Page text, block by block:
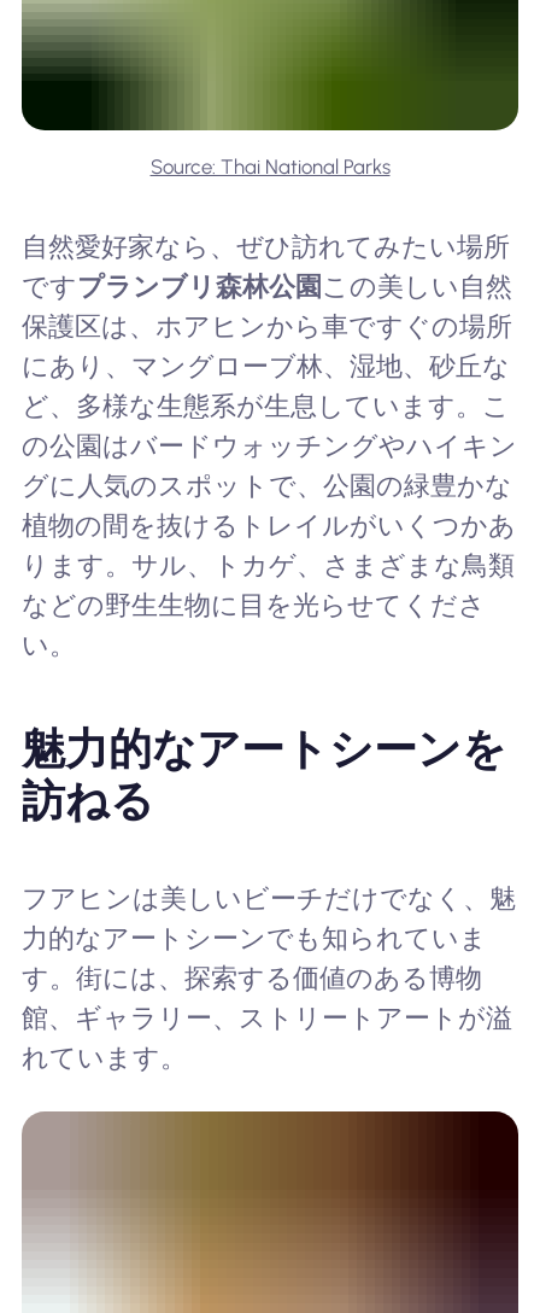
Source: Thai National Parks
自然愛好家なら、ぜひ訪れてみたい場所
ですプランブリ森林公園 この美しい自然
保護区は、ホアヒンから車ですぐの場所
にあり、マングローブ林、湿地、砂丘な
ど、多様な生態系が生息しています。こ
の公園はバードウォッチングやハイキン
グに人気のスポットで、公園の緑豊かな
植物の間を抜けるトレイルがいくつかあ
ります。サル、トカゲ、さまざまな鳥類
などの野生生物に目を光らせてくださ
い。
魅力的なアートシーンを
訪ねる
フアヒンは美しいビーチだけでなく、魅
力的なアートシーンでも知られていま
す。街には、探索する価値のある博物
館、ギャラリー、ストリートアートが溢
れています。